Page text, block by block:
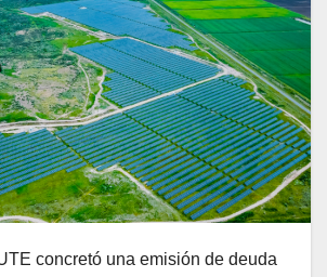
concretó una emisión de deuda